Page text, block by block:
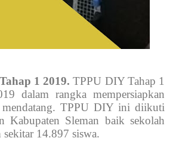
1 2019.TPPU DIY Tahap 1
dalam rangka mempersiapkan
TPPU DIY ini diikuti
Sleman baik sekolah
14.897 siswa.